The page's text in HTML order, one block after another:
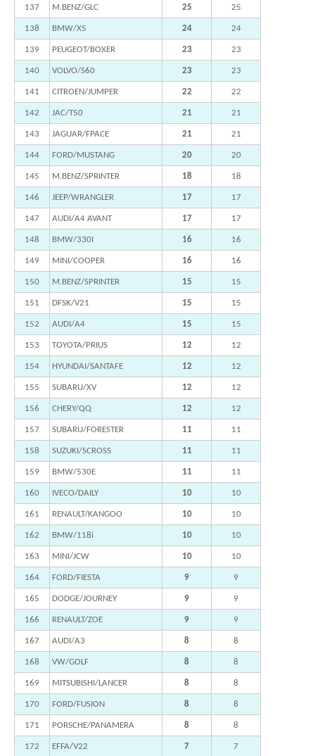
137 M.BENZ/GLC 25 25
138 BMW/X5 24 24
139 PEUGEOT/BOXER 23 23
140 VOLVO/S60 23 23
141 CITROEN/JUMPER 22 22
142 JAC/T50 21 21
143 JAGUAR/FPACE 21 21
144 FORD/MUSTANG 20 20
145 M.BENZ/SPRINTER 18 18
146 JEEP/WRANGLER 17 17
147 AUDI/A4 AVANT 17 17
148 BMW/330I 16 16
149 MINI/COOPER 16 16
150 M.BENZ/SPRINTER 15 15
151 DFSK/V21 15 15
152 AUDI/A4 15 15
153 TOYOTA/PRIUS 12 12
154 HYUNDAI/SANTAFE 12 12
155 SUBARU/XV 12 12
156 CHERY/QQ 12 12
157 SUBARU/FORESTER 11 11
158 SUZUKI/SCROSS 11 11
159 BMW/530E 11 11
160 IVECO/DAILY 10 10
161 RENAULT/KANGOO 10 10
162 BMW/118i 10 10
163 MINI/JCW 10 10
164 FORD/FIESTA 9 9
165 DODGE/JOURNEY 9 9
166 RENAULT/ZOE 9 9
167 AUDI/A3 8 8
168 VW/GOLF 8 8
169 MITSUBISHI/LANCER 8 8
170 FORD/FUSION 8 8
171 PORSCHE/PANAMERA 8 8
172 EFFA/V22 7 7